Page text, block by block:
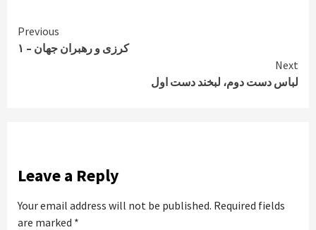
Continue
Reading
Previous
کرزی و رهبران جهان – ۱
Next
لباس دست دوم، لبخند دست اول
Leave a Reply
Your email address will not be published. Required fields
are marked *